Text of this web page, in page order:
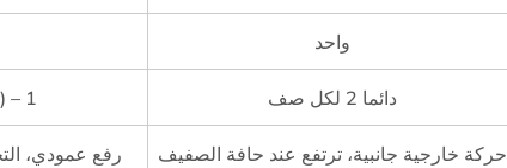
واحد
(عدد الألواح) – 1 دائما 2 لكل صف
رفع عمودي، حركة خارجية جانبية، ترتفع عند حافة الصفيف